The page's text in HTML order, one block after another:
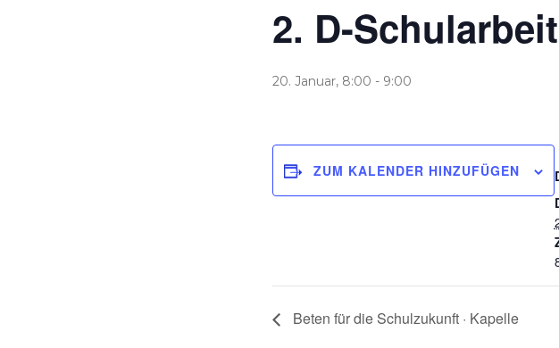
2. D-Schularbeit
20. Januar, 8:00 - 9:00
ZUM KALENDER HINZUFÜGEN
Beten für die Schulzukunft · Kapelle